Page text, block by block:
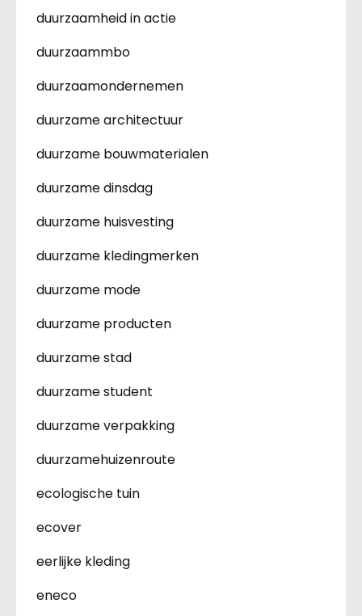
duurzaamheid in actie
duurzaammbo
duurzaamondernemen
duurzame architectuur
duurzame bouwmaterialen
duurzame dinsdag
duurzame huisvesting
duurzame kledingmerken
duurzame mode
duurzame producten
duurzame stad
duurzame student
duurzame verpakking
duurzamehuizenroute
ecologische tuin
ecover
eerlijke kleding
eneco